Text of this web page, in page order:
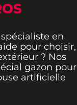
en
pour choisir,
? Nos
gazon pour
artificielle